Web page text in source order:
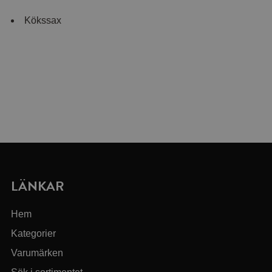
Kökssax
LÄNKAR
Hem
Kategorier
Varumärken